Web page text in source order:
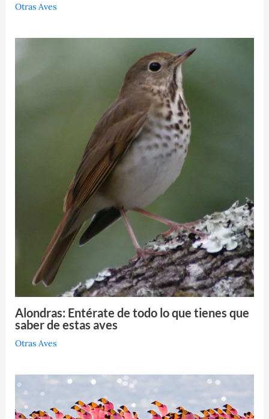
Otras Aves
Alondras: Entérate de todo lo que tienes que
saber de estas aves
Otras Aves